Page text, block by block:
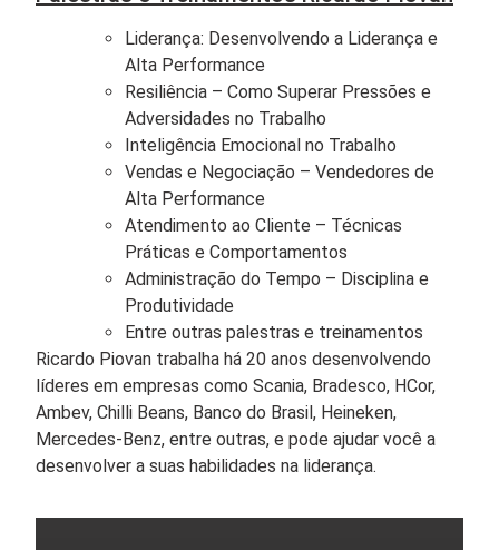
Liderança: Desenvolvendo a Liderança e
Alta Performance
Resiliência – Como Superar Pressões e
Adversidades no Trabalho
Inteligência Emocional no Trabalho
Vendas e Negociação – Vendedores de
Alta Performance
Atendimento ao Cliente – Técnicas
Práticas e Comportamentos
Administração do Tempo – Disciplina e
Produtividade
Entre outras palestras e treinamentos
Ricardo Piovan trabalha há 20 anos desenvolvendo
líderes em empresas como Scania, Bradesco, HCor,
Ambev, Chilli Beans, Banco do Brasil, Heineken,
Mercedes-Benz, entre outras, e pode ajudar você a
desenvolver a suas habilidades na liderança.